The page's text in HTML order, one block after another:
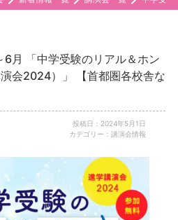
6月 「中学受験のリアル＆ホン
会2024）」 【首都圏各校舎な
投稿日：2024年5月1日
カテゴリー：講演会情報